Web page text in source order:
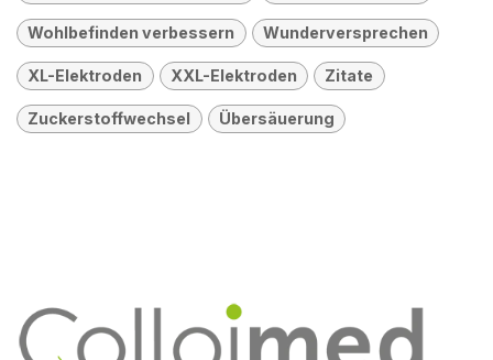
Wohlbefinden verbessern Wunderversprechen
XL-Elektroden XXL-Elektroden Zitate
Zuckerstoffwechsel Übersäuerung